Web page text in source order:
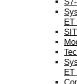
ET
ET